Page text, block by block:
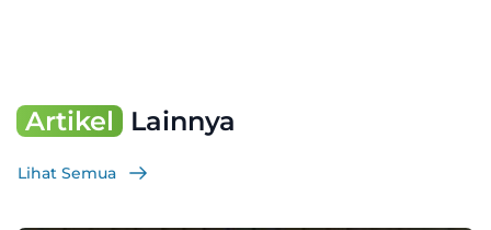
Artikel Lainnya
Lihat Semua